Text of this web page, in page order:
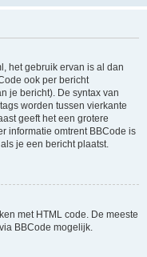
het gebruik ervan is al dan
ook per bericht
je bericht). De syntax van
worden tussen vierkante
geeft het een grotere
informatie omtrent BBCode is
je een bericht plaatst.
met HTML code. De meeste
BBCode mogelijk.